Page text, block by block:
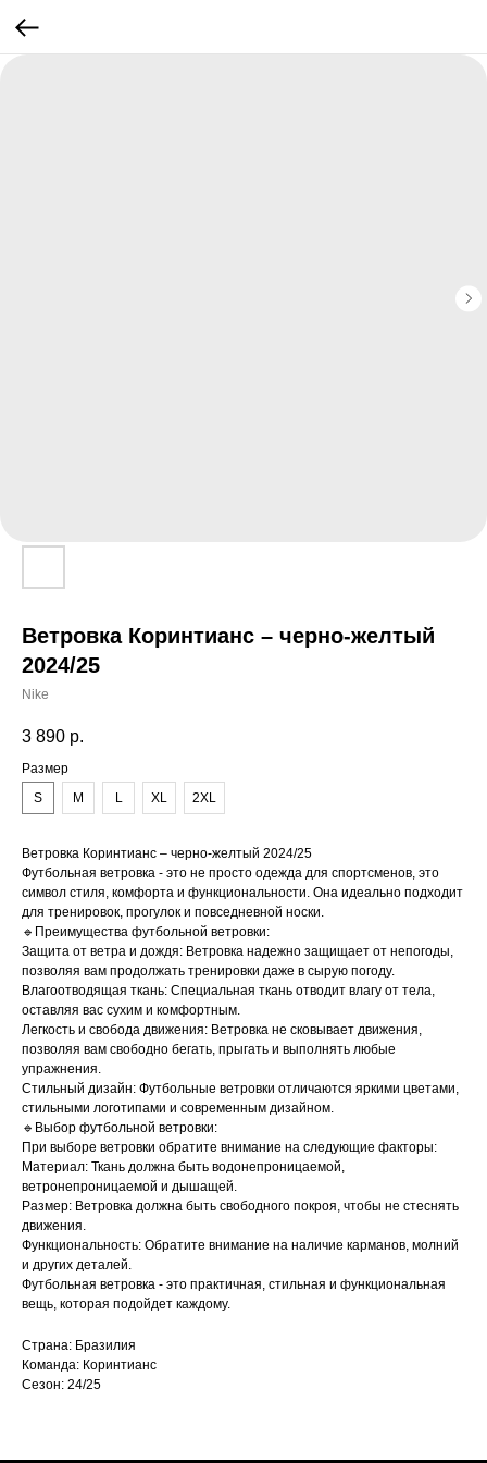
Ветровка Коринтианс – черно-желтый
2024/25
Nike
3 890 р.
Размер
S
M L XL 2XL
Ветровка Коринтианс – черно-желтый 2024/25
Футбольная ветровка - это не просто одежда для спортсменов, это
символ стиля, комфорта и функциональности. Она идеально подходит
для тренировок, прогулок и повседневной носки.
🔹Преимущества футбольной ветровки:
Защита от ветра и дождя: Ветровка надежно защищает от непогоды,
позволяя вам продолжать тренировки даже в сырую погоду.
Влагоотводящая ткань: Специальная ткань отводит влагу от тела,
оставляя вас сухим и комфортным.
Легкость и свобода движения: Ветровка не сковывает движения,
позволяя вам свободно бегать, прыгать и выполнять любые
упражнения.
Стильный дизайн: Футбольные ветровки отличаются яркими цветами,
стильными логотипами и современным дизайном.
🔹Выбор футбольной ветровки:
При выборе ветровки обратите внимание на следующие факторы:
Материал: Ткань должна быть водонепроницаемой,
ветронепроницаемой и дышащей.
Размер: Ветровка должна быть свободного покроя, чтобы не стеснять
движения.
Функциональность: Обратите внимание на наличие карманов, молний
и других деталей.
Футбольная ветровка - это практичная, стильная и функциональная
вещь, которая подойдет каждому.
Страна: Бразилия
Команда: Коринтианс
Сезон: 24/25